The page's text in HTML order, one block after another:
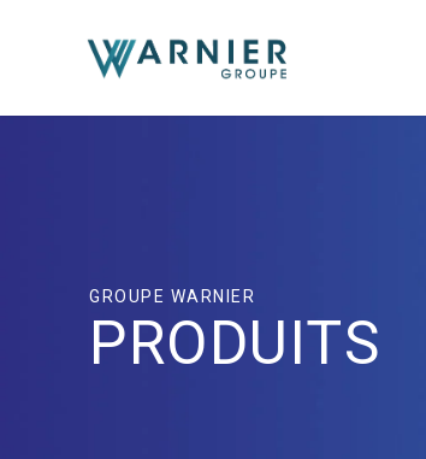
GROUPE WARNIER
PRODUITS